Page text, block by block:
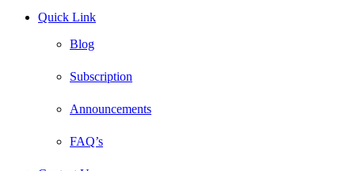
Quick Link
Blog
Subscription
Announcements
FAQ’s